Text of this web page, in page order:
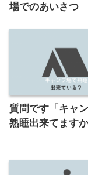
場でのあいさつ
質問です「キャ
熟睡出来てますか